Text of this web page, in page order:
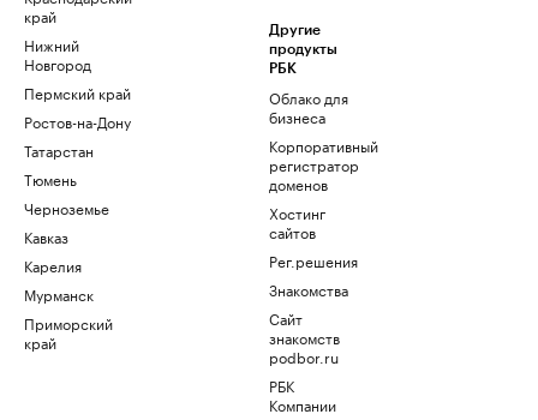
край
Нижний
Новгород
Пермский край
Ростов-на-Дону
Татарстан
Тюмень
Черноземье
Кавказ
Карелия
Мурманск
Приморский
край
Другие
продукты
РБК
Облако для
бизнеса
Корпоративный
регистратор
доменов
Хостинг
сайтов
Рег.решения
Знакомства
Сайт
знакомств
podbor.ru
РБК
Компании